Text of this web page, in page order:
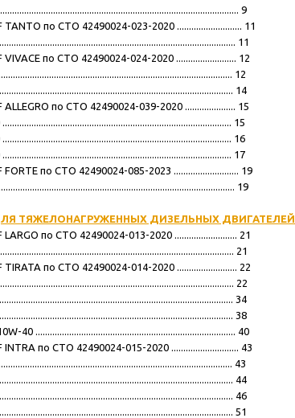
9
по СТО 42490024-023-2020 ........................... 11
11
по СТО 42490024-024-2020 ......................... 12
12
14
по СТО 42490024-039-2020 ..................... 15
15
16
17
по СТО 42490024-085-2023 ........................... 19
19
ТЯЖЕЛОНАГРУЖЕННЫХ ДИЗЕЛЬНЫХ ДВИГАТЕЛЕЙ
по СТО 42490024-013-2020 .......................... 21
21
по СТО 42490024-014-2020 ......................... 22
22
34
38
40 ................................................................................... 40
по СТО 42490024-015-2020 ............................ 43
43
44
46
51